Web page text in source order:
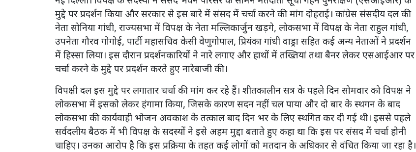
मुद्दे पर प्रदर्शन किया और सरकार से इस बारे में संसद में चर्चा करने की मांग दोहराई। कांग्रेस संसदीय दल की
नेता सोनिया गांधी, राज्यसभा में विपक्ष के नेता मल्लिकार्जुन खड़गे, लोकसभा में विपक्ष के नेता राहुल गांधी,
उपनेता गौरव गोगोई, पार्टी महासचिव केसी वेणुगोपाल, प्रियंका गांधी वाड्रा सहित कई अन्य नेताओं ने प्रदर्शन
में हिस्सा लिया। इस दौरान प्रदर्शनकारियों ने नारे लगाए और हाथों में तख्तियां तथा बैनर लेकर एसआईआर पर
चर्चा करने के मुद्दे पर प्रदर्शन करते हुए नारेबाजी की।
विपक्षी दल इस मुद्दे पर लगातार चर्चा की मांग कर रहे हैं। शीतकालीन सत्र के पहले दिन सोमवार को विपक्ष ने
लोकसभा में इसको लेकर हंगामा किया, जिसके कारण सदन नहीं चल पाया और दो बार के स्थगन के बाद
लोकसभा की कार्यवाही भोजन अवकाश के तत्काल बाद दिन भर के लिए स्थगित कर दी गई थी। इससे पहले
सर्वदलीय बैठक में भी विपक्ष के सदस्यों ने इसे अहम मुद्दा बताते हुए कहा था कि इस पर संसद में चर्चा होनी
चाहिए। उनका आरोप है कि इस प्रक्रिया के तहत कई लोगों को मतदान के अधिकार से वंचित किया जा रहा है।